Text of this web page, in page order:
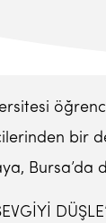
bir
Bursa’da